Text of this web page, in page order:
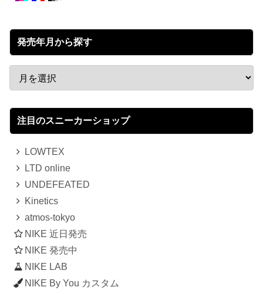
発売年月から探す
注目のスニーカーショップ
LOWTEX
LTD online
UNDEFEATED
Kinetics
atmos-tokyo
NIKE 近日発売
NIKE 発売中
NIKE LAB
NIKE By You カスタム